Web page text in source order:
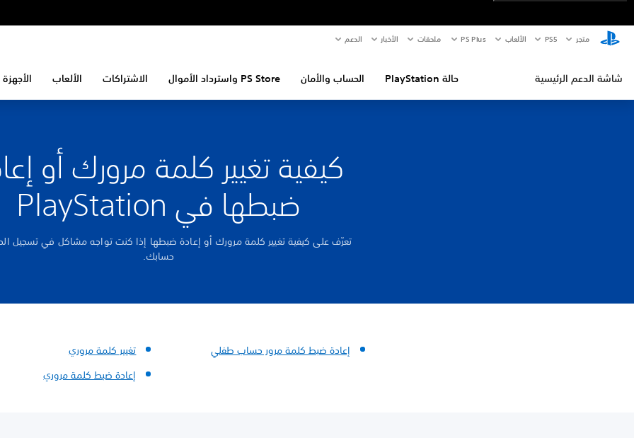
متجر PS5‏ الألعاب PS Plus ملحقات الأخبار الدعم
شاشة الدعم الرئيسية حالة PlayStation الحساب والأمان PS Store واسترداد الأموال الاشتراكات الألعاب
كيفية تغيير كلمة مرورك أو
ضبطها في PlayStation
تعرّف على كيفية تغيير كلمة مرورك أو إعادة ضبطها إذا كنت تواجه مشاكل في تسجيل
حسابك.
تغيير كلمة مروري
إعادة ضبط كلمة مروري
إعادة ضبط كلمة مرور حساب طفلي